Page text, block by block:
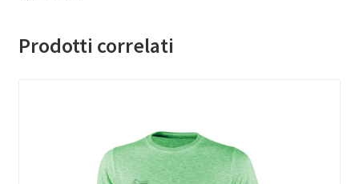
Prodotti correlati